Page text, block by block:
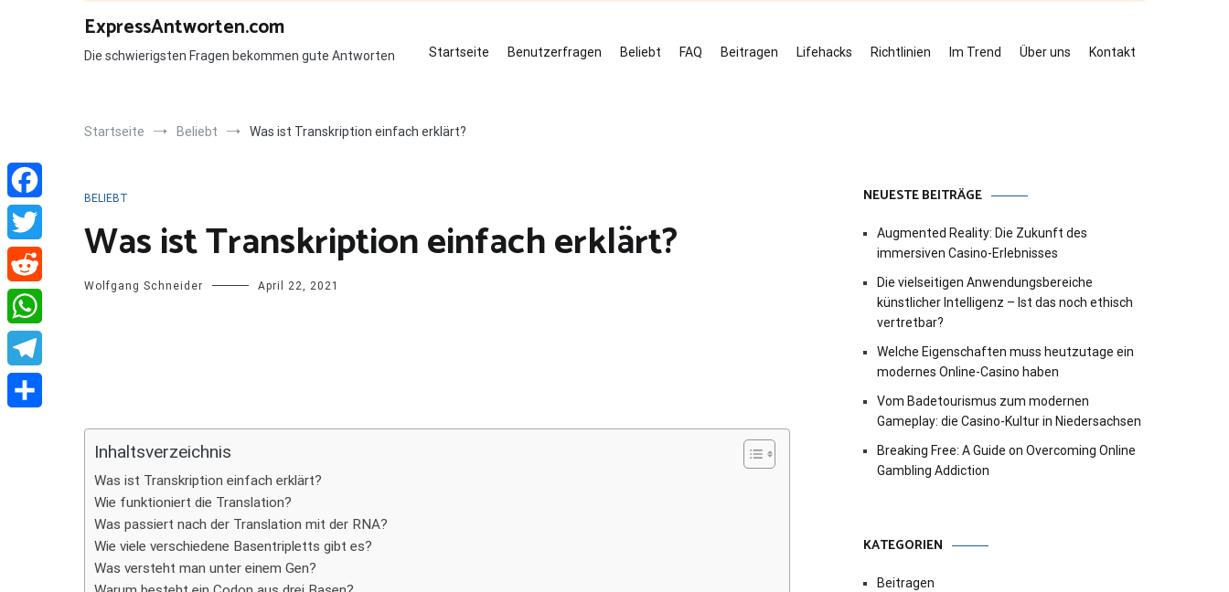
ExpressAntworten.com
Die schwierigsten Fragen bekommen gute Antworten Startseite Benutzerfragen Beliebt FAQ Beitragen Lifehacks Richtlinien Im Trend Über uns Kontakt
Startseite Beliebt Was ist Transkription einfach erklärt?
BELIEBT
Was ist Transkription einfach erklärt?
Wolfgang Schneider April 22, 2021
Inhaltsverzeichnis
Was ist Transkription einfach erklärt?
Wie funktioniert die Translation?
Was passiert nach der Translation mit der RNA?
Wie viele verschiedene Basentripletts gibt es?
Was versteht man unter einem Gen?
NEUESTE BEITRÄGE
Augmented Reality: Die Zukunft des
immersiven Casino-Erlebnisses
Die vielseitigen Anwendungsbereiche
künstlicher Intelligenz – Ist das noch ethisch
vertretbar?
Welche Eigenschaften muss heutzutage ein
modernes Online-Casino haben
Vom Badetourismus zum modernen
Gameplay: die Casino-Kultur in Niedersachsen
Breaking Free: A Guide on Overcoming Online
Gambling Addiction
KATEGORIEN
Beitragen
Facebook
Twitter
Reddit
WhatsApp
Telegram